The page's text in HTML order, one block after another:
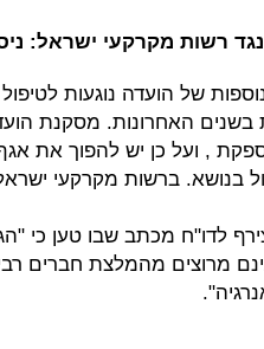
נגד רשות מקרקעי ישראל:
של הועדה נוגעות
בשנים האחרונות. מסקנת
, ועל כן יש להפוך את
בנושא. ברשות מקרקעי
לדו"ח מכתב שבו טען כי
מרוצים מהמלצת חברים